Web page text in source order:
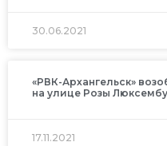
30.06.2021
«РВК-Архангельск»
на улице Розы
17.11.2021